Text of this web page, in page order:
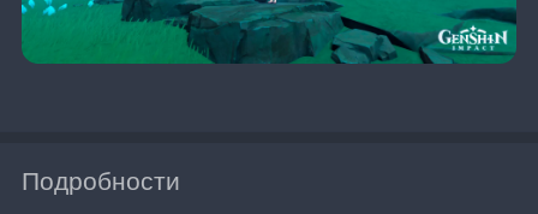
Подробности